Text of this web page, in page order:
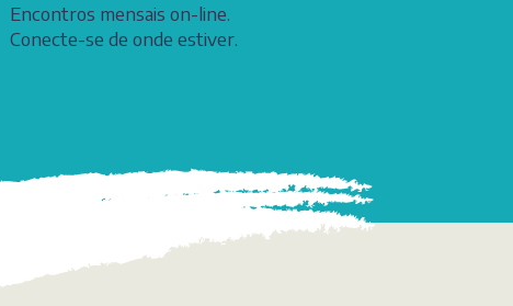
Encontros mensais on-line.
Conecte-se de onde estiver.